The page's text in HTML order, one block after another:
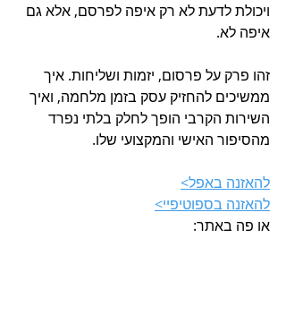
ויכולת לדעת לא רק איפה לפרסם, אלא גם
איפה לא.
זהו פרק על פרסום, יזמות ושליחות. איך
ממשיכים להחזיק עסק בזמן מלחמה, ואיך
השירות הקרבי הופך לחלק בלתי נפרד
מהסיפור האישי והמקצועי שלו.
להאזנה באפל>
להאזנה בספוטיפיי>
או פה באתר: